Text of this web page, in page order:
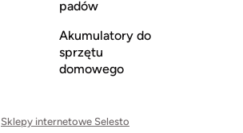
padów
Akumulatory do
sprzętu
domowego
Sklepy internetowe Selesto